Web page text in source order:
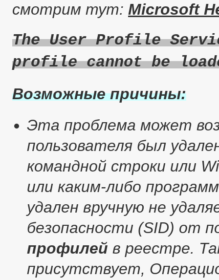
смотрим тут: Microsoft
The User Profile
profile cannot be
Возможные причины:
Эта проблема может
пользователя был
командной строки или
или каким-либо
удален вручную не
безопасности (SID) от
профилей в реестре.
присутствует,